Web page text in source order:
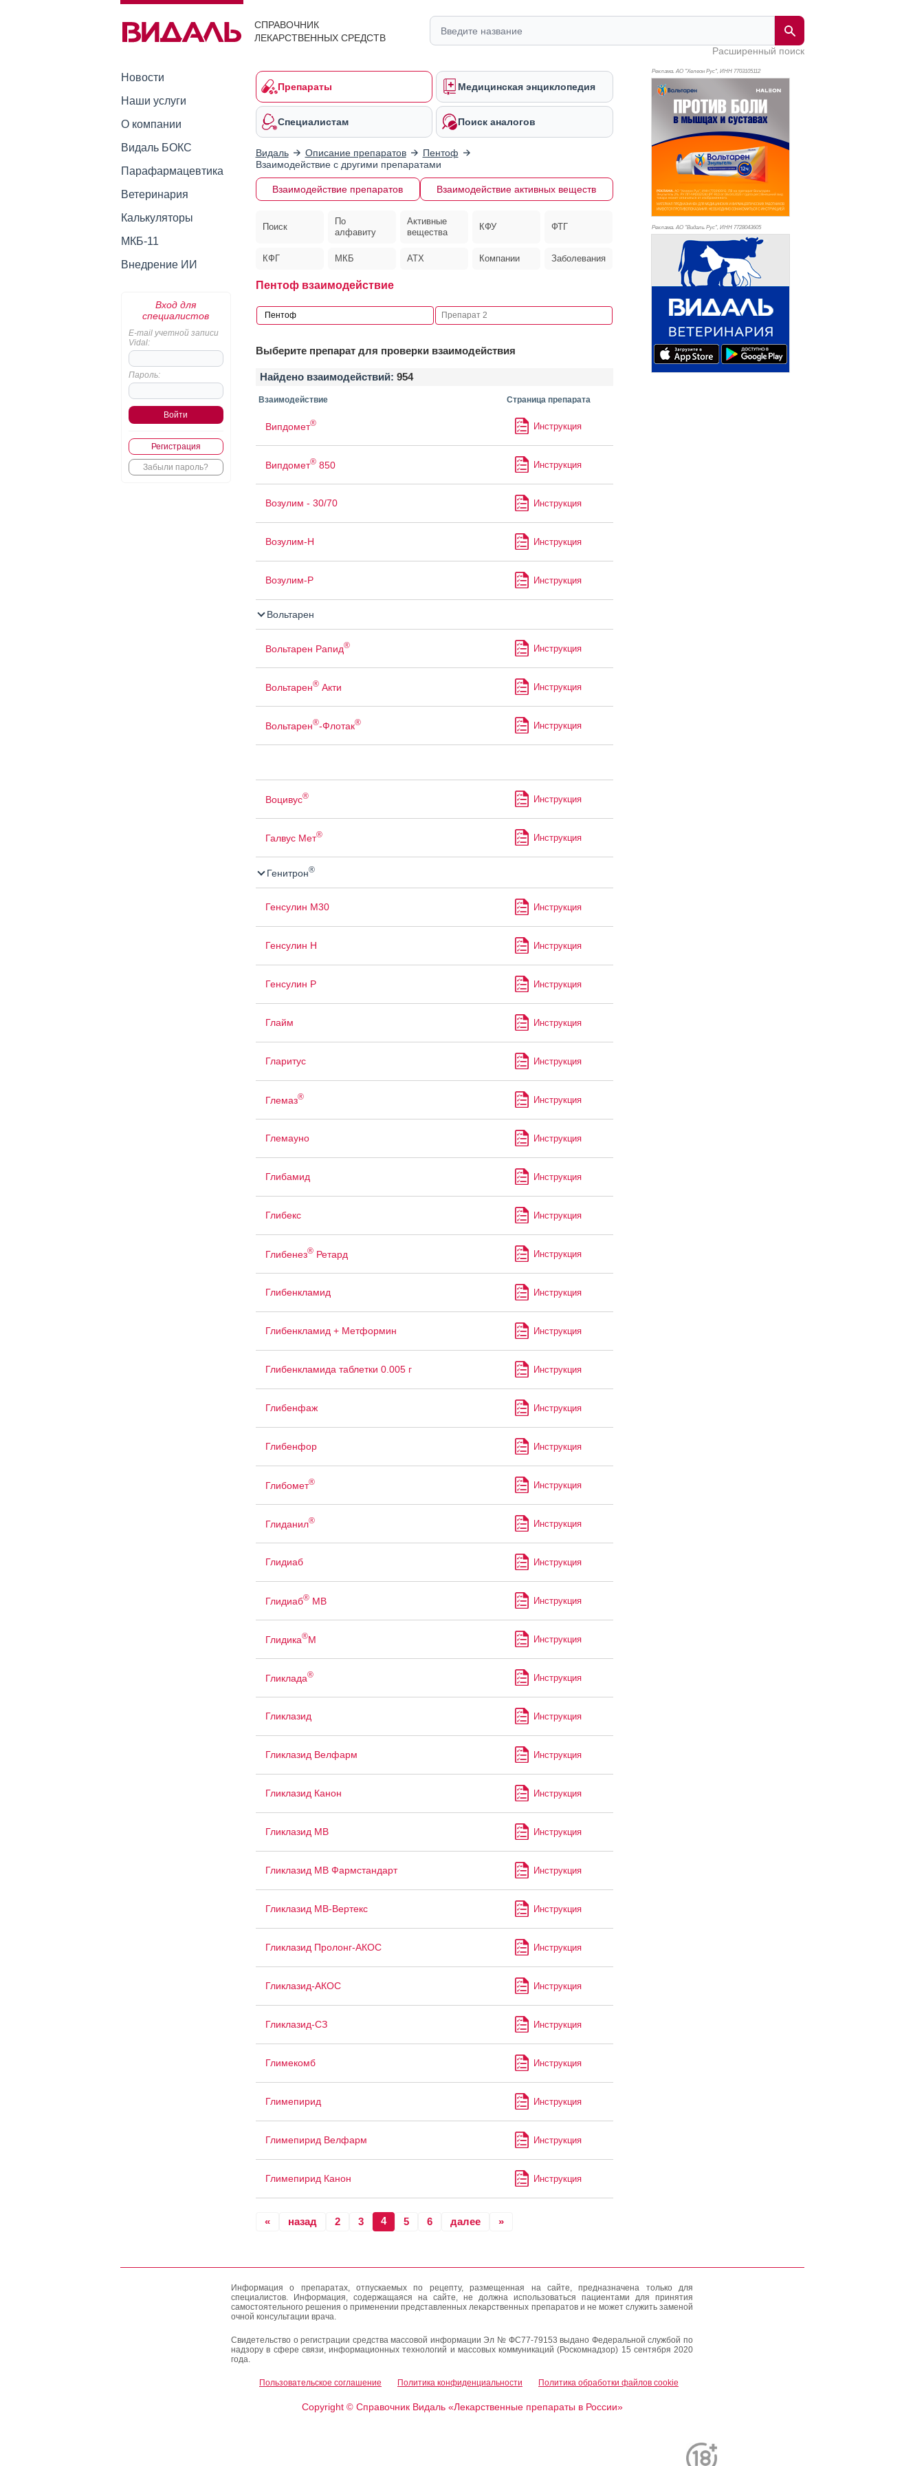
СПРАВОЧНИК
ЛЕКАРСТВЕННЫХ СРЕДСТВ
Расширенный поиск
Новости
Наши услуги
О компании
Видаль БОКС
Парафармацевтика
Ветеринария
Калькуляторы
МКБ-11
Внедрение ИИ
Вход для
специалистов
E-mail учетной записи
Vidal:
Пароль:
Регистрация
Забыли пароль?
Препараты Медицинская энциклопедия
Специалистам Поиск аналогов
Видаль Описание препаратов
Пентоф
Взаимодействие с другими препаратами
Взаимодействие препаратов Взаимодействие активных веществ
Поиск
По
алфавиту
Активные
вещества
КФУ ФТГ
КФГ МКБ АТХ Компании Заболевания
Пентоф взаимодействие
Выберите препарат для проверки взаимодействия
Найдено взаимодействий: 954
Взаимодействие Страница препарата
Випдомет® Инструкция
Випдомет®850 Инструкция
Возулим - 30/70 Инструкция
Возулим-Н Инструкция
Возулим-Р Инструкция
Вольтарен
Вольтарен Рапид® Инструкция
Вольтарен®Акти Инструкция
Вольтарен®-Флотак® Инструкция
Воцивус® Инструкция
Галвус Мет® Инструкция
Генитрон®
Генсулин М30 Инструкция
Генсулин Н Инструкция
Генсулин Р Инструкция
Глайм Инструкция
Гларитус Инструкция
Глемаз® Инструкция
Глемауно Инструкция
Глибамид Инструкция
Глибекс Инструкция
Глибенез®Ретард Инструкция
Глибенкламид Инструкция
Глибенкламид + Метформин Инструкция
Глибенкламида таблетки 0.005 г Инструкция
Глибенфаж Инструкция
Глибенфор Инструкция
Глибомет® Инструкция
Глиданил® Инструкция
Глидиаб Инструкция
Глидиаб®МВ Инструкция
Глидика®М Инструкция
Гликлада® Инструкция
Гликлазид Инструкция
Гликлазид Велфарм Инструкция
Гликлазид Канон Инструкция
Гликлазид МВ Инструкция
Гликлазид МВ Фармстандарт Инструкция
Гликлазид МВ-Вертекс Инструкция
Гликлазид Пролонг-АКОС Инструкция
Гликлазид-АКОС Инструкция
Гликлазид-СЗ Инструкция
Глимекомб Инструкция
Глимепирид Инструкция
Глимепирид Велфарм Инструкция
Глимепирид Канон Инструкция
« назад 2 3 4 5 6 далее »
Реклама. АО "Хелеон Рус", ИНН 7703105112
Реклама. АО "Видаль Рус", ИНН 7728043605
Информация о препаратах, отпускаемых по рецепту, размещенная на сайте, предназначена только для
специалистов. Информация, содержащаяся на сайте, не должна использоваться пациентами для принятия
самостоятельного решения о применении представленных лекарственных препаратов и не может служить заменой
очной консультации врача.
Свидетельство о регистрации средства массовой информации Эл № ФС77-79153 выдано Федеральной службой по
надзору в сфере связи, информационных технологий и массовых коммуникаций (Роскомнадзор) 15 сентября 2020
года.
Пользовательское соглашение Политика конфиденциальности Политика обработки файлов cookie
Copyright ©Справочник Видаль «Лекарственные препараты в России»